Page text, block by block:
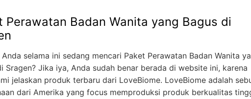
Perawatan Badan Wanita yang Bagus di
selama ini sedang mencari Paket Perawatan Badan Wanita
Sragen? Jika iya, Anda sudah benar berada di website ini, karena
jelaskan produk terbaru dari LoveBiome. LoveBiome adalah
dari Amerika yang focus memproduksi produk berkualitas